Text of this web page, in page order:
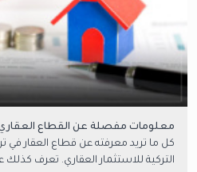
معلومات مفصلة عن القطاع العقاري
كل ما تريد معرفته عن قطاع العقار في
التركية للاستثمار العقاري. تعرف كذلك